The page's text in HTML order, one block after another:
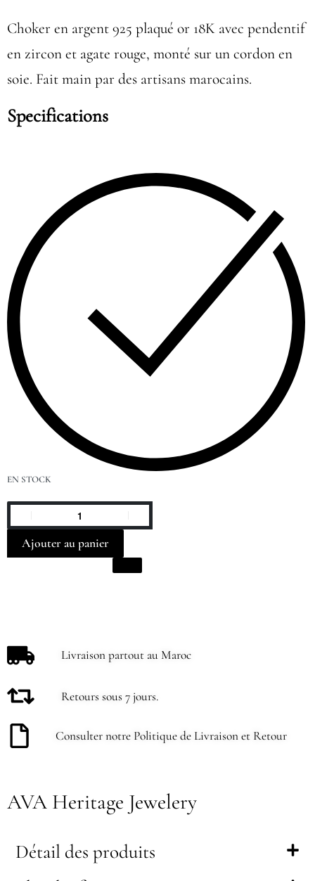
Choker en argent 925 plaqué or 18K avec pendentif
en zircon et agate rouge, monté sur un cordon en
soie. Fait main par des artisans marocains.
Specifications
Livraison partout au Maroc
Retours sous 7 jours.
Consulter notre Politique de Livraison et Retour
EN STOCK
Ajouter au panier
AVA Heritage Jewelery
Détail des produits